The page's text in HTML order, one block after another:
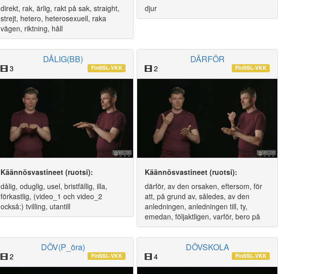
direkt, rak, ärlig, rakt på sak, straight,
strejt, hetero, heterosexuell, raka
vägen, riktning, håll
djur
DÅLIG(BB)
3 FinSSL-VKK
Käännösvastineet (ruotsi):
dålig, oduglig, usel, bristfällig, illa,
förkastlig, (video_1 och video_2
också:) tvilling, utantill
DÄRFÖR
2 FinSSL-VKK
Käännösvastineet (ruotsi):
därför, av den orsaken, eftersom, för
att, på grund av, således, av den
anledningen, anledningen till, ty,
emedan, följaktligen, varför, bero på
DÖV(P_öra)
2 FinSSL-VKK
DÖVSKOLA
4 FinSSL-VKK